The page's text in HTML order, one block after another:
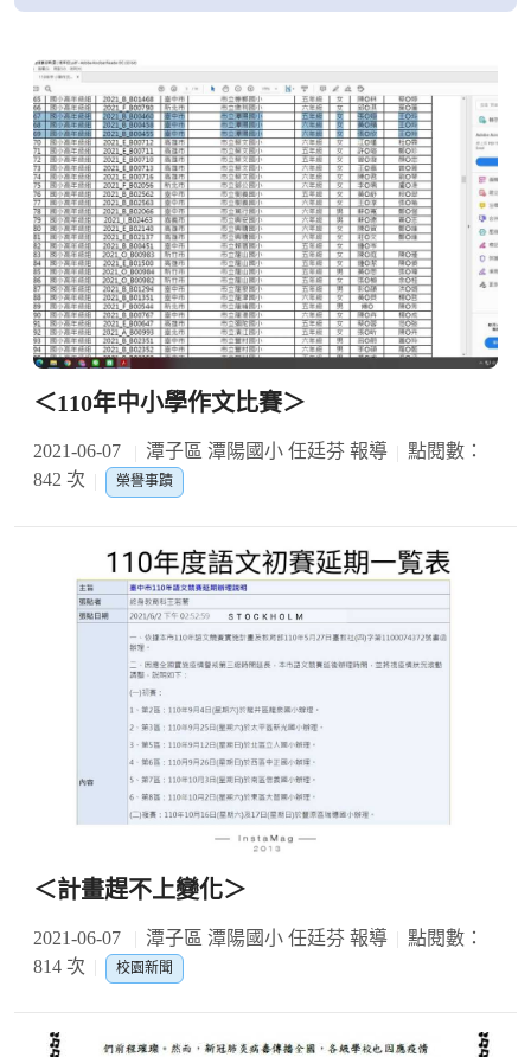
＜110年中小學作文比賽＞
2021-06-07 潭子區 潭陽國小 任廷芬 報導
點閱數：
842 次
榮譽事蹟
＜計畫趕不上變化＞
2021-06-07 潭子區 潭陽國小 任廷芬 報導
點閱數：
814 次
校園新聞